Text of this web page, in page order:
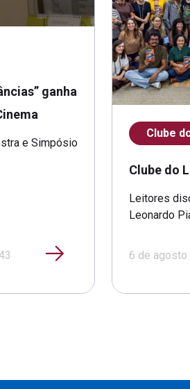
ganha
e Simpósio
Clube
Clube do
Leitores
Leonardo
6 de